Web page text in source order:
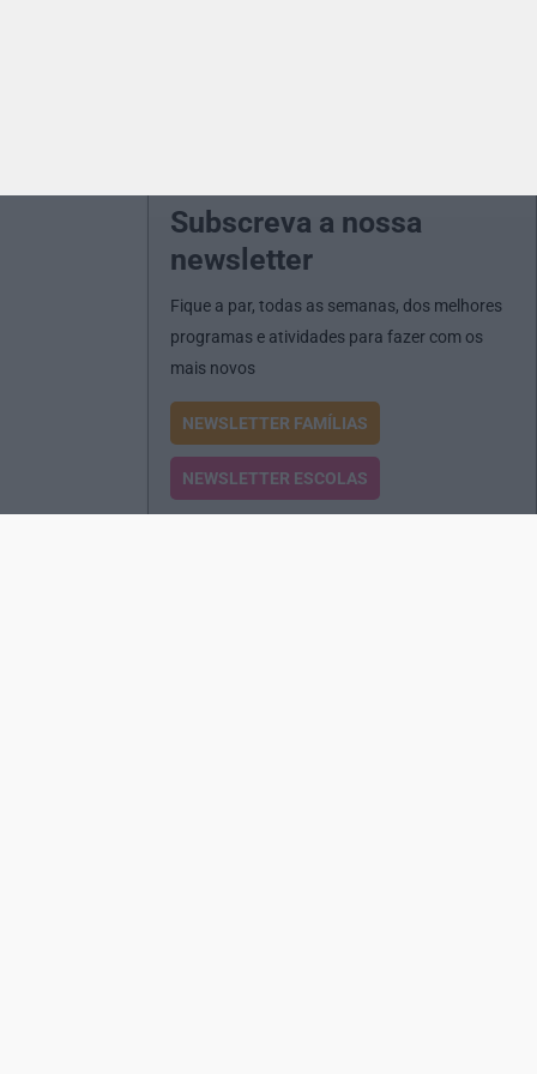
Subscreva a nossa
newsletter
Fique a par, todas as semanas, dos melhores
programas e atividades para fazer com os
mais novos
NEWSLETTER FAMÍLIAS
NEWSLETTER ESCOLAS